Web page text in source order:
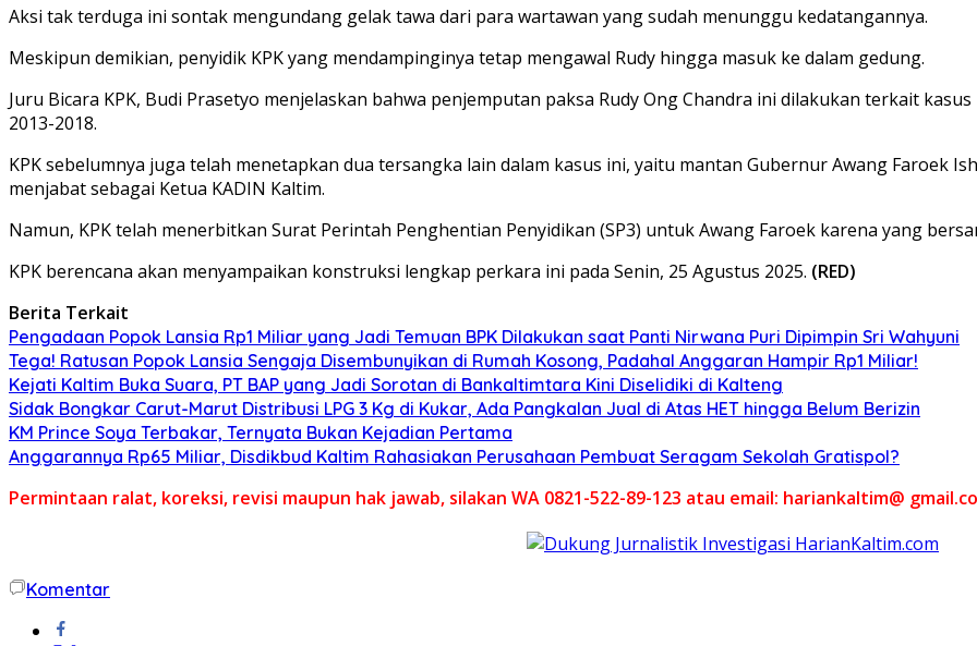
Aksi tak terduga ini sontak mengundang gelak tawa dari para wartawan yang sudah menunggu kedatangannya.
Meskipun demikian, penyidik KPK yang mendampinginya tetap mengawal Rudy hingga masuk ke dalam gedung.
Juru Bicara KPK, Budi Prasetyo menjelaskan bahwa penjemputan paksa Rudy Ong Chandra ini dilakukan terkait
2013-2018.
KPK sebelumnya juga telah menetapkan dua tersangka lain dalam kasus ini, yaitu mantan Gubernur Awang Faroek
menjabat sebagai Ketua KADIN Kaltim.
Namun, KPK telah menerbitkan Surat Perintah Penghentian Penyidikan (SP3) untuk Awang Faroek karena yang
KPK berencana akan menyampaikan konstruksi lengkap perkara ini pada Senin, 25 Agustus 2025. (RED)
Berita Terkait
Pengadaan Popok Lansia Rp1 Miliar yang Jadi Temuan BPK Dilakukan saat Panti Nirwana Puri Dipimpin Sri Wahyuni
Tega! Ratusan Popok Lansia Sengaja Disembunyikan di Rumah Kosong, Padahal Anggaran Hampir Rp1 Miliar!
Kejati Kaltim Buka Suara, PT BAP yang Jadi Sorotan di Bankaltimtara Kini Diselidiki di Kalteng
Sidak Bongkar Carut-Marut Distribusi LPG 3 Kg di Kukar, Ada Pangkalan Jual di Atas HET hingga Belum Berizin
KM Prince Soya Terbakar, Ternyata Bukan Kejadian Pertama
Anggarannya Rp65 Miliar, Disdikbud Kaltim Rahasiakan Perusahaan Pembuat Seragam Sekolah Gratispol?
Permintaan ralat, koreksi, revisi maupun hak jawab, silakan WA 0821-522-89-123 atau email: hariankaltim@
Komentar